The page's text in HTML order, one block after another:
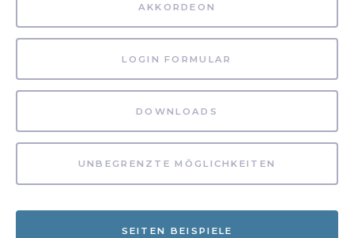
AKKORDEON
LOGIN FORMULAR
DOWNLOADS
UNBEGRENZTE MÖGLICHKEITEN
SEITEN BEISPIELE